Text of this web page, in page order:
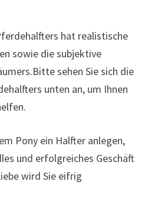
hat realistische
sowie die subjektive
sehen Sie sich die
unten an, um Ihnen
Pony ein Halfter anlegen,
und erfolgreiches Geschäft
wird Sie eifrig